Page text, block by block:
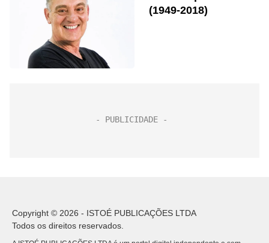
(1949-2018)
Copyright © 2026 - ISTOÉ PUBLICAÇÕES LTDA
Todos os direitos reservados.